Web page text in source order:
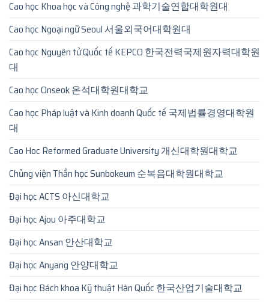
Cao học Khoa học và Công nghệ 과학기술연합대학원대
Cao học Ngoại ngữ Seoul 서울외국어대학원대
Cao học Nguyên tử Quốc tế KEPCO 한국전력국제원자력대학원
대
Cao học Onseok 온석대학원대학교
Cao học Pháp luật và Kinh doanh Quốc tế 국제법률경영대학원
대
Cao Hoc Reformed Graduate University 개신대학원대학교
Chủng viện Thần học Sunbokeum 순복음대학원대학교
Đại học ACTS 아신대학교
Đại học Ajou 아주대학교
Đại học Ansan 안산대학교
Đại học Anyang 안양대학교
Đại học Bách khoa Kỹ thuật Hàn Quốc 한국산업기술대학교